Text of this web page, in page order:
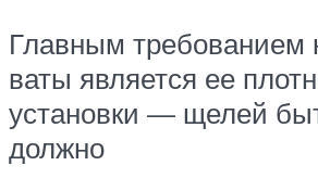
Главным требованием
ваты является ее
установки — щелей
должно